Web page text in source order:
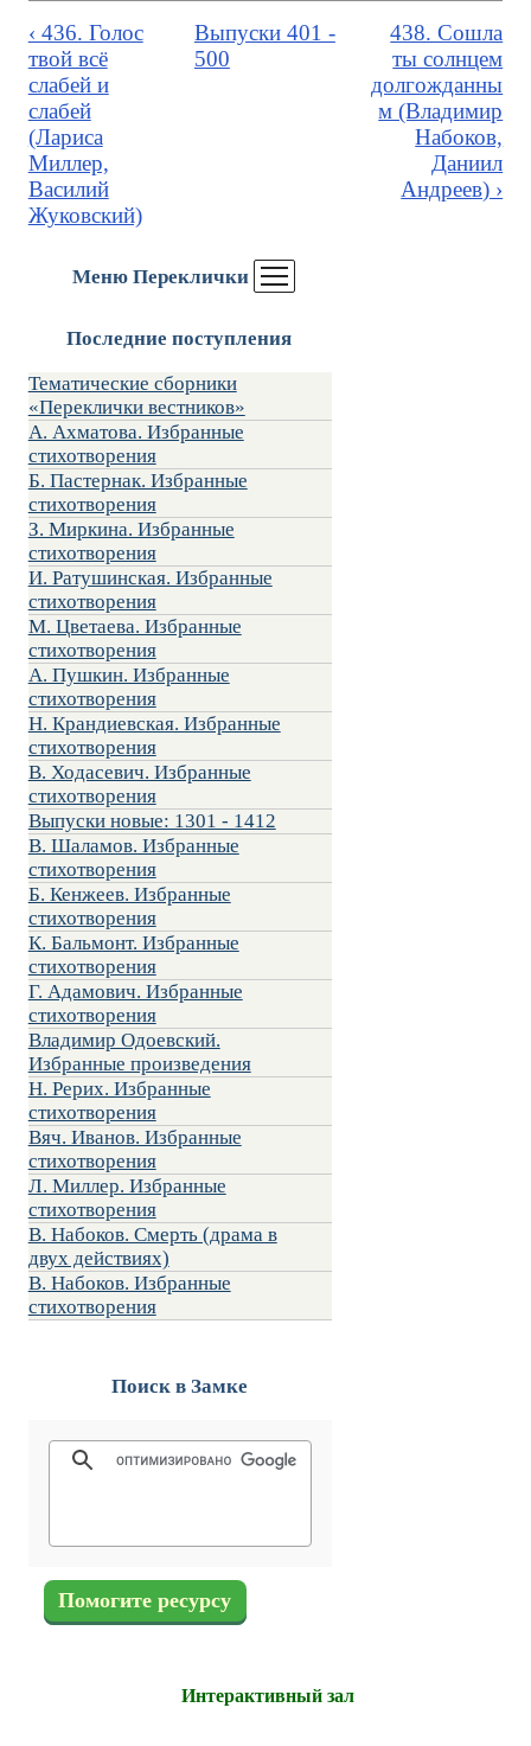
Меню Переклички
Последние поступления
Тематические сборники
«Переклички вестников»
А. Ахматова. Избранные
стихотворения
Б. Пастернак. Избранные
стихотворения
З. Миркина. Избранные
стихотворения
И. Ратушинская. Избранные
стихотворения
М. Цветаева. Избранные
стихотворения
А. Пушкин. Избранные
стихотворения
Н. Крандиевская. Избранные
стихотворения
В. Ходасевич. Избранные
стихотворения
Выпуски новые: 1301 - 1412
В. Шаламов. Избранные
стихотворения
Б. Кенжеев. Избранные
стихотворения
К. Бальмонт. Избранные
стихотворения
Г. Адамович. Избранные
стихотворения
Владимир Одоевский.
Избранные произведения
Н. Рерих. Избранные
стихотворения
Вяч. Иванов. Избранные
стихотворения
Л. Миллер. Избранные
стихотворения
В. Набоков. Смерть (драма в
двух действиях)
В. Набоков. Избранные
стихотворения
Поиск в Замке
‹ 436. Голос
твой всё
слабей и
слабей
(Лариса
Миллер,
Василий
Жуковский)
Выпуски 401 -
500
438. Сошла
ты солнцем
долгожданны
м (Владимир
Набоков,
Даниил
Андреев) ›
Интерактивный зал
Помогите ресурсу